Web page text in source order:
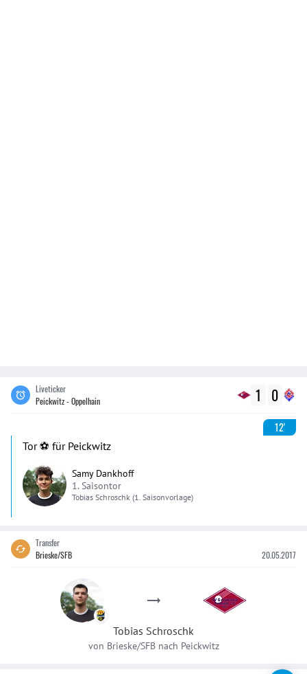
Liveticker
Peickwitz - Oppelhain
1 0
12'
Tor ⚽️ für Peickwitz
Samy Dankhoff
1. Saisontor
Tobias Schroschk (1. Saisonvorlage)
Transfer
Brieske/SFB
20.05.2017
Tobias Schroschk
von Brieske/SFB nach Peickwitz